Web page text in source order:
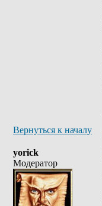
Вернуться к началу
yorick
Модератор